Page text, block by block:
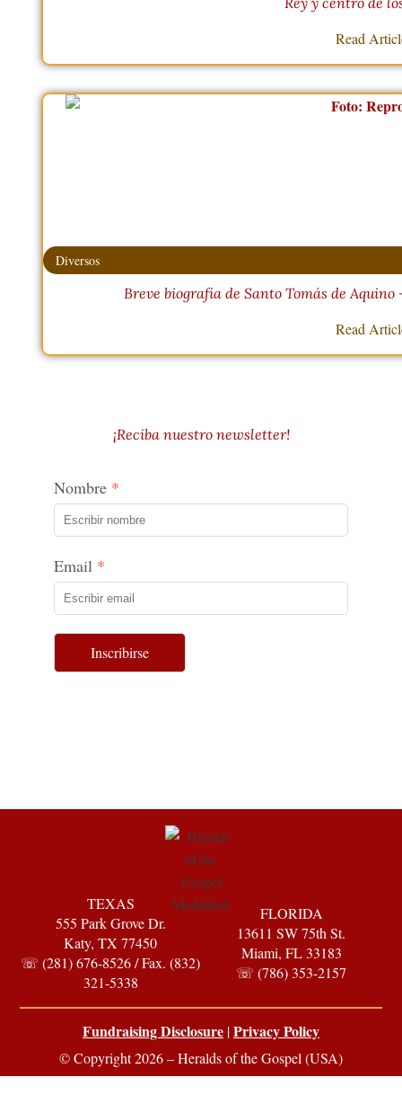
Read
Diversos
Breve biografía de Santo Tomás de
Read
¡Reciba nuestro newsletter!
Nombre
Email
Inscribirse
TEXAS
555 Park Grove Dr.
Katy, TX 77450
☏ (281) 676-8526 / Fax. (832)
321-5338
FLORIDA
13611 SW 75th St.
Miami, FL 33183
☏ (786) 353-2157
Fundraising Disclosure |Privacy Policy
© Copyright 2026 – Heralds of the Gospel (USA)